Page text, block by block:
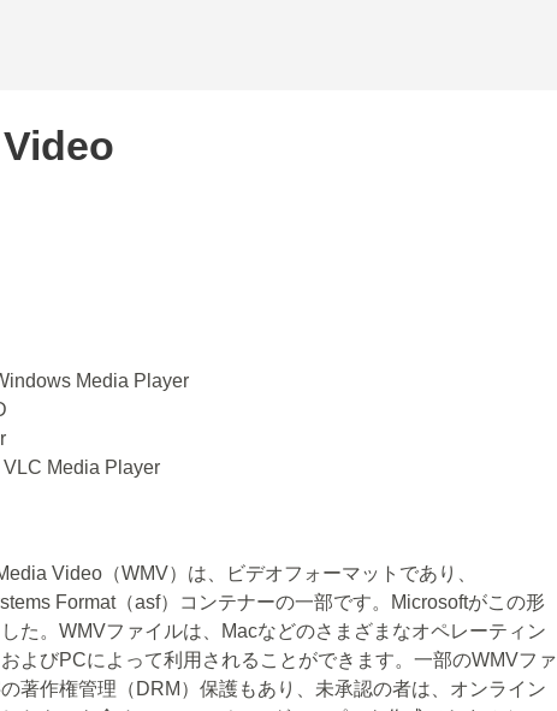
Media Player
Media Player
Video（WMV）は、ビデオフォーマットであり、
Format（asf）コンテナーの一部です。Microsoftがこの形
た。WMVファイルは、Macなどのさまざまなオペレーティン
よびPCによって利用されることができます。一部のWMVファ
著作権管理（DRM）保護もあり、未承認の者は、オンライン